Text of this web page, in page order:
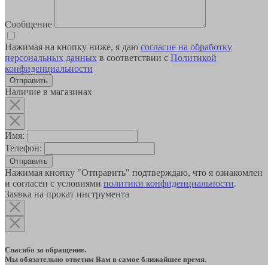
Сообщение
Нажимая на кнопку ниже, я даю согласие на обработку
персональных данных в соответствии с Политикой
конфиденциальности
Наличие в магазинах
Имя:
Телефон:
Отправить
Нажимая кнопку "Отправить" подтверждаю, что я ознакомлен
и согласен с условиями политики конфиденциальности.
Заявка на прокат инструмента
Спасибо за обращение.
Мы обязательно ответим Вам в самое ближайшее время.